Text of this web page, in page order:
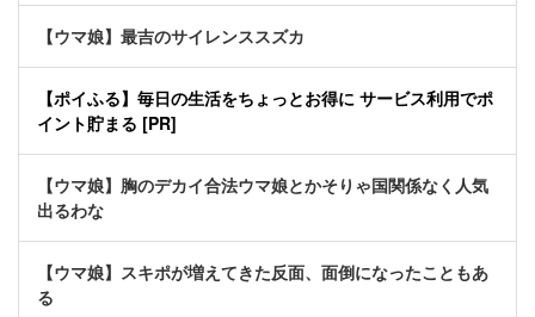
【ウマ娘】最吉のサイレンススズカ
【ポイふる】毎日の生活をちょっとお得に サービス利用でポ
イント貯まる [PR]
【ウマ娘】胸のデカイ合法ウマ娘とかそりゃ国関係なく人気
出るわな
【ウマ娘】スキポが増えてきた反面、面倒になったこともあ
る